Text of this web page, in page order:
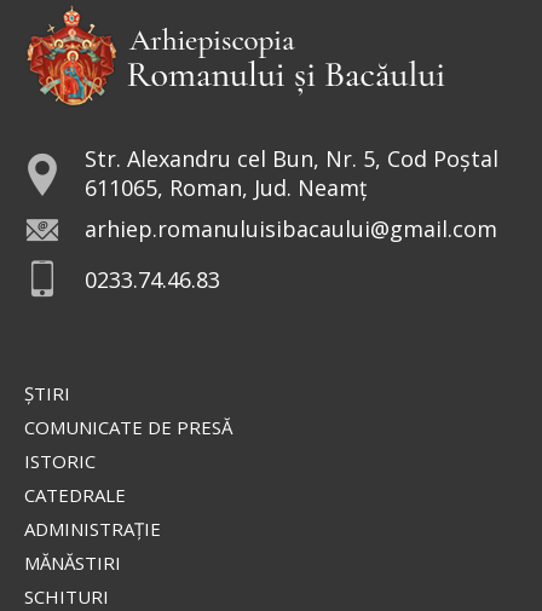
Str. Alexandru cel Bun, Nr. 5, Cod Poștal
611065, Roman, Jud. Neamț
arhiep.romanuluisibacaului@gmail.com
0233.74.46.83
ŞTIRI
COMUNICATE DE PRESĂ
ISTORIC
CATEDRALE
ADMINISTRAŢIE
MĂNĂSTIRI
SCHITURI